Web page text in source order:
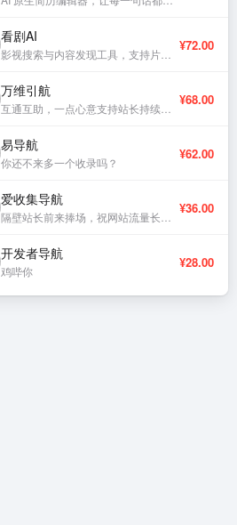
看剧AI ¥72.00
万维引航 ¥68.00
易导航
你还不来多一个收录吗？
¥62.00
爱收集导航 ¥36.00
开发者导航
鸡哔你
¥28.00